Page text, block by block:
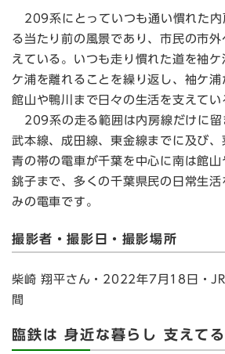
209系にとっていつも通い慣れた内
る当たり前の風景であり、市民の市
えている。いつも走り慣れた道を袖
ケ浦を離れることを繰り返し、袖ケ
館山や鴨川まで日々の生活を支えてい
209系の走る範囲は内房線だけに留
武本線、成田線、東金線までに及び
青の帯の電車が千葉を中心に南は館
銚子まで、多くの千葉県民の日常生
みの電車です。
撮影者・撮影日・撮影場所
柴崎 翔平さん・2022年7月18日・
間
臨鉄は 身近な暮らし 支えてる